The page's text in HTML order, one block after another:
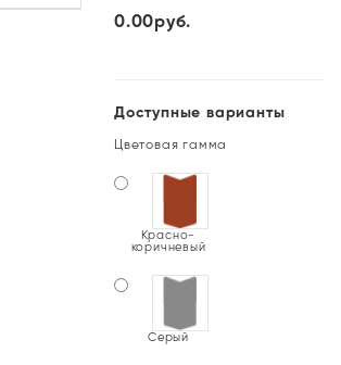
0.00руб.
Доступные варианты
Цветовая гамма
Красно-
коричневый
Серый